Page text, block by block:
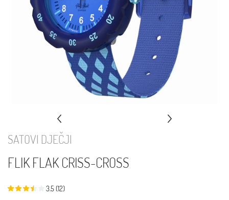
SATOVI DJEČJI
FLIK FLAK CRISS-CROSS
3.5 (12)